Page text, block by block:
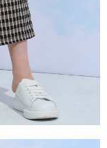
同意方可使用
，本公司不負相關責
戶狀況，依本公司即
本公司將視審查結果
現惡意使用之情形，
採取法律行動。